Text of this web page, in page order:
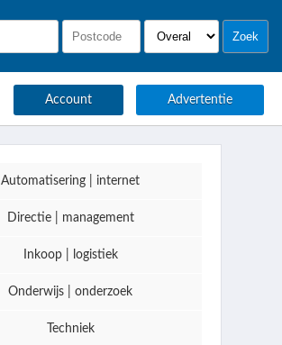
Account Advertentie
Automatisering | internet
Directie | management
Inkoop | logistiek
Onderwijs | onderzoek
Techniek